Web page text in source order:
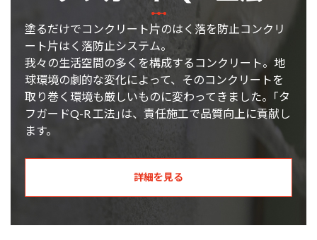
塗るだけでコンクリート片のはく落を防止コンクリ
ート片はく落防止システム。
我々の生活空間の多くを構成するコンクリート。地
球環境の劇的な変化によって、そのコンクリートを
取り巻く環境も厳しいものに変わってきました。｢タ
フガードQ-R 工法｣は、責任施工で品質向上に貢献し
ます。
詳細を見る